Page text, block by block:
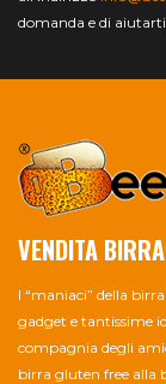
domanda e di
VENDITA
I “maniaci” della
gadget e tantissime
compagnia degli
birra gluten free alla